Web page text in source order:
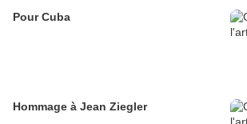
Pour Cuba
Hommage à Jean Ziegler